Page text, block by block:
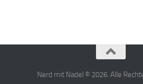
Nerd mit Nadel © 2026. Alle